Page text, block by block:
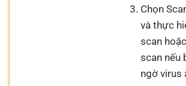
Chọn
và thực
scan
scan nếu
ngờ virus